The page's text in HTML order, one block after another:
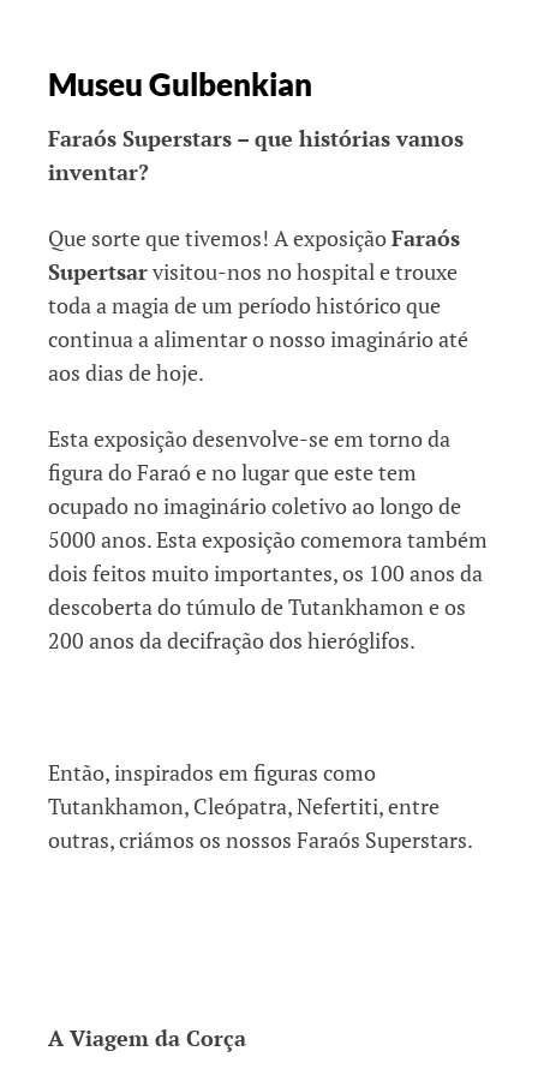
Museu Gulbenkian
Faraós Superstars – que histórias vamos
inventar?
Que sorte que tivemos! A exposiçãoFaraós
Supertsarvisitou-nos no hospital e trouxe
toda a magia de um período histórico que
continua a alimentar o nosso imaginário até
aos dias de hoje.
Esta exposição desenvolve-se em torno da
figura do Faraó e no lugar que este tem
ocupado no imaginário coletivo ao longo de
5000 anos. Esta exposição comemora também
dois feitos muito importantes, os 100 anos da
descoberta do túmulo de Tutankhamon e os
200 anos da decifração dos hieróglifos.
Então, inspirados em figuras como
Tutankhamon, Cleópatra, Nefertiti, entre
outras, criámos os nossos Faraós Superstars.
A Viagem da Corça